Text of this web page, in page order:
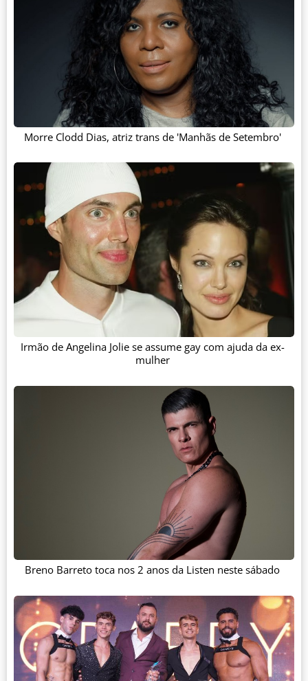
Morre Clodd Dias, atriz trans de 'Manhãs de Setembro'
Irmão de Angelina Jolie se assume gay com ajuda da ex-
mulher
Breno Barreto toca nos 2 anos da Listen neste sábado